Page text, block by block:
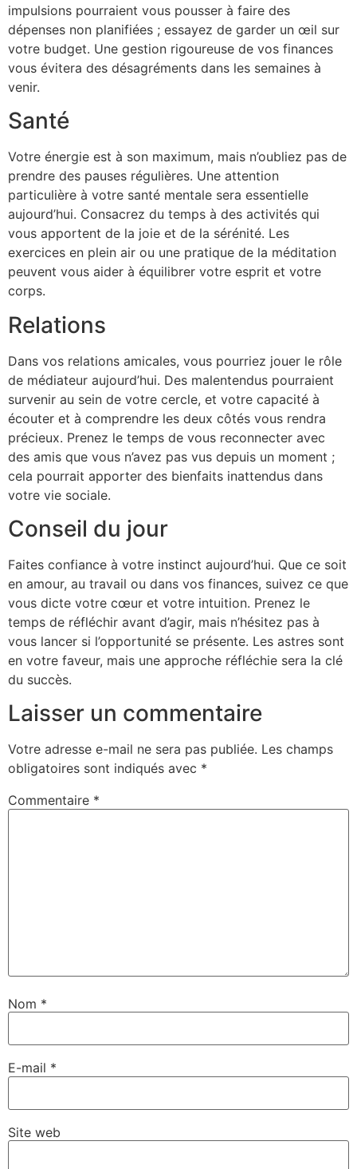
impulsions pourraient vous pousser à faire des
dépenses non planifiées ; essayez de garder un œil sur
votre budget. Une gestion rigoureuse de vos finances
vous évitera des désagréments dans les semaines à
venir.
Santé
Votre énergie est à son maximum, mais n’oubliez pas de
prendre des pauses régulières. Une attention
particulière à votre santé mentale sera essentielle
aujourd’hui. Consacrez du temps à des activités qui
vous apportent de la joie et de la sérénité. Les
exercices en plein air ou une pratique de la méditation
peuvent vous aider à équilibrer votre esprit et votre
corps.
Relations
Dans vos relations amicales, vous pourriez jouer le rôle
de médiateur aujourd’hui. Des malentendus pourraient
survenir au sein de votre cercle, et votre capacité à
écouter et à comprendre les deux côtés vous rendra
précieux. Prenez le temps de vous reconnecter avec
des amis que vous n’avez pas vus depuis un moment ;
cela pourrait apporter des bienfaits inattendus dans
votre vie sociale.
Conseil du jour
Faites confiance à votre instinct aujourd’hui. Que ce soit
en amour, au travail ou dans vos finances, suivez ce que
vous dicte votre cœur et votre intuition. Prenez le
temps de réfléchir avant d’agir, mais n’hésitez pas à
vous lancer si l’opportunité se présente. Les astres sont
en votre faveur, mais une approche réfléchie sera la clé
du succès.
Laisser un commentaire
Votre adresse e-mail ne sera pas publiée. Les champs
obligatoires sont indiqués avec *
Commentaire *
Nom *
E-mail *
Site web